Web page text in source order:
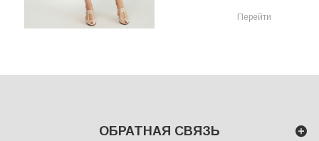
Перейти
ОБРАТНАЯ СВЯЗЬ